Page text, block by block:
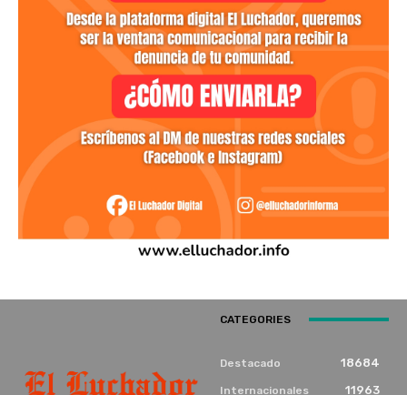
CATEGORIES
Destacado 18684
Internacionales 11963